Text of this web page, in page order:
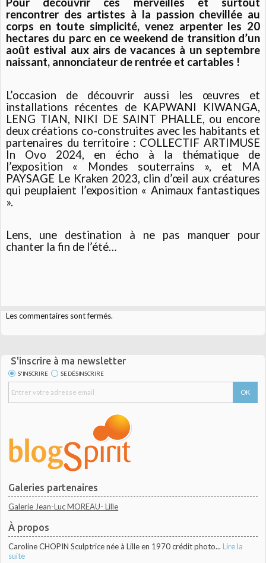
Pour découvrir ces merveilles et surtout
rencontrer des artistes à la passion chevillée au
corps en toute simplicité, venez arpenter les 20
hectares du parc en ce weekend de transition d’un
août estival aux airs de vacances à un septembre
naissant, annonciateur de rentrée et cartables !
L’occasion de découvrir aussi les œuvres et
installations récentes de KAPWANI KIWANGA,
LENG TIAN, NIKI DE SAINT PHALLE, ou encore
deux créations co-construites avec les habitants et
partenaires du territoire : COLLECTIF ARTIMUSE
In Ovo 2024, en écho à la thématique de
l’exposition « Mondes souterrains », et MA
PAYSAGE Le Kraken 2023, clin d’œil aux créatures
qui peuplaient l’exposition « Animaux fantastiques
».
Lens, une destination à ne pas manquer pour
chanter la fin de l’été…
Les commentaires sont fermés.
S'inscrire à ma newsletter
S'INSCRIRE SE DÉSINSCRIRE
Galeries partenaires
Galerie Jean-Luc MOREAU- Lille
À propos
Caroline CHOPIN Sculptrice née à Lille en 1970 crédit photo... Lire la
suite